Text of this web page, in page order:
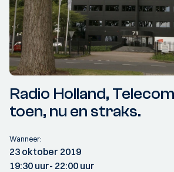
Radio Holland,
toen, nu en straks.
Wanneer:
23 oktober 2019
19:30 uur- 22:00 uur